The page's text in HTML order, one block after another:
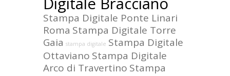
Stampa Digitale Ponte Linari
Roma Stampa Digitale Torre
Gaia stampa digitale Stampa Digitale
Ottaviano Stampa Digitale
Arco di Travertino Stampa